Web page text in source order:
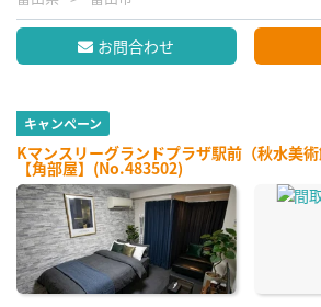
お問合わせ
キャンペーン
Kマンスリーグランドプラザ駅前（秋水美
【角部屋】(No.483502)